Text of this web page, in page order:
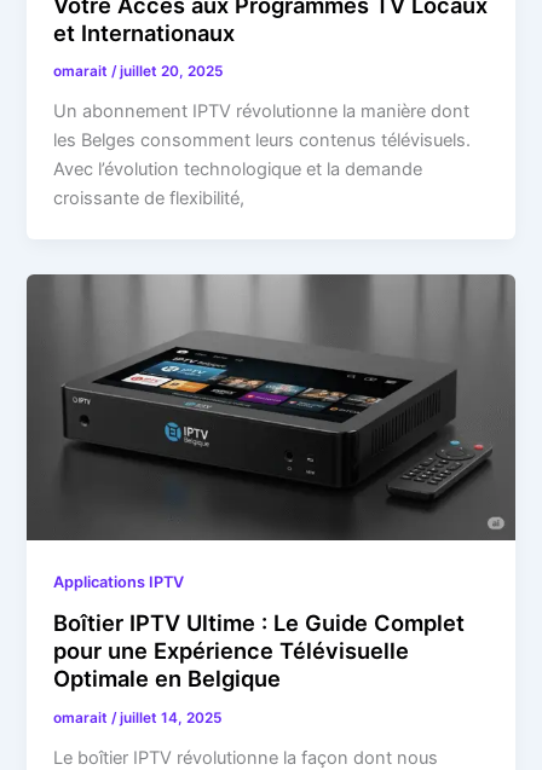
et Internationaux
omarait/juillet 20, 2025
Un abonnement IPTV révolutionne la manière dont
les Belges consomment leurs contenus télévisuels.
Avec l’évolution technologique et la demande
croissante de flexibilité,
Applications IPTV
Boîtier IPTV Ultime : Le Guide Complet
pour une Expérience Télévisuelle
Optimale en Belgique
omarait/juillet 14, 2025
Le boîtier IPTV révolutionne la façon dont nous